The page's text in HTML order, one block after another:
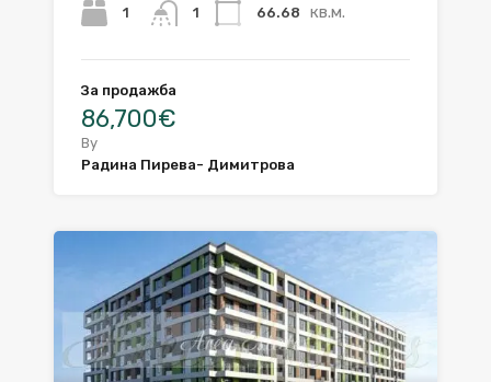
1 1 66.68 кв.м.
За продажба
86,700€
By
Радина Пирева- Димитрова